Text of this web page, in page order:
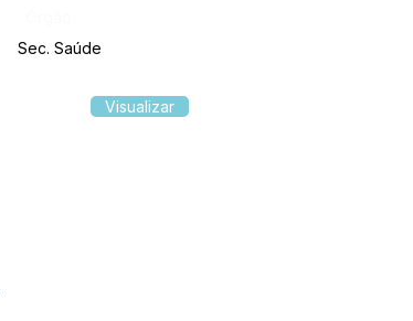
Sec. Saúde
Visualizar